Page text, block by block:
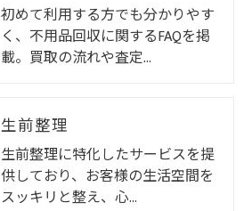
初めて利用する方でも分かりやす
く、不用品回収に関するFAQを掲
載。買取の流れや査定…
生前整理
生前整理に特化したサービスを提
供しており、お客様の生活空間を
スッキリと整え、心…